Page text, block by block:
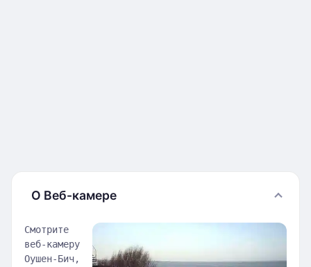
О Веб-камере
Смотрите
веб-камеру
Оушен-Бич,